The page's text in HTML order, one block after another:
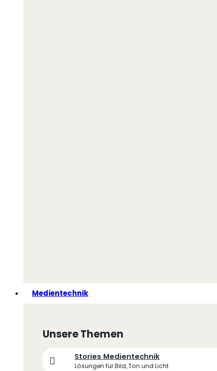
Medientechnik
Unsere Themen
Stories Medientechnik
Lösungen für Bild, Ton und Licht